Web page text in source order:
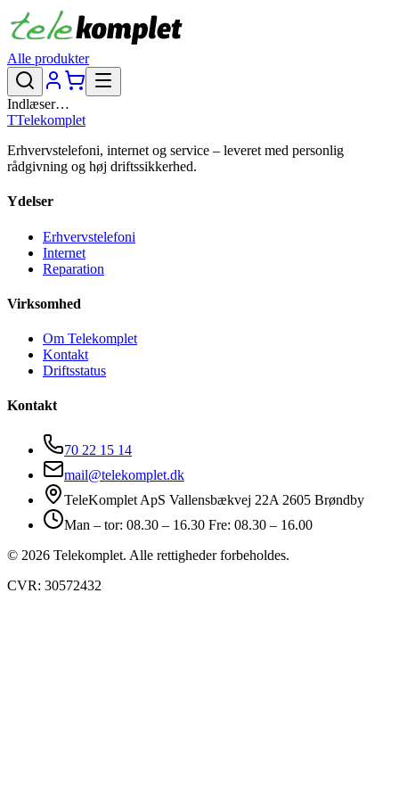
Alle produkter
Indlæser…
TTelekomplet
Erhvervstelefoni, internet og service – leveret med personlig
rådgivning og høj driftssikkerhed.
Ydelser
Erhvervstelefoni
Internet
Reparation
Virksomhed
Om Telekomplet
Kontakt
Driftsstatus
Kontakt
70 22 15 14
mail@telekomplet.dk
TeleKomplet ApS Vallensbækvej 22A 2605 Brøndby
Man – tor: 08.30 – 16.30 Fre: 08.30 – 16.00
© 2026 Telekomplet. Alle rettigheder forbeholdes.
CVR: 30572432